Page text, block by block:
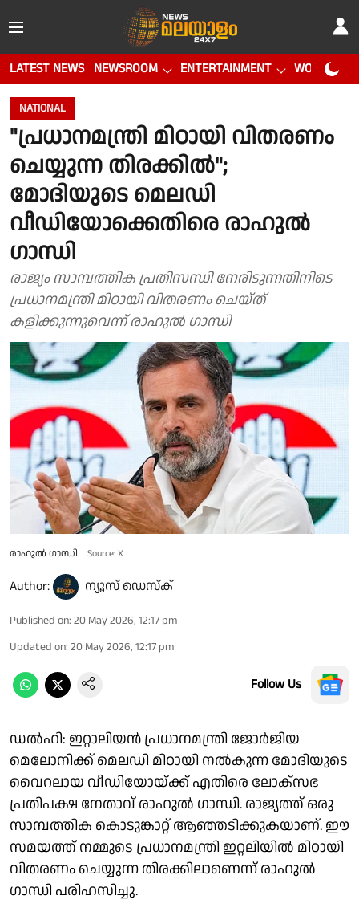
LATEST NEWS NEWSROOM ENTERTAINMENT WORLD CUP
NATIONAL
"പ്രധാനമന്ത്രി മിഠായി വിതരണം
ചെയ്യുന്ന തിരക്കിൽ";
മോദിയുടെ മെലഡി
വീഡിയോക്കെതിരെ രാഹുൽ
ഗാന്ധി
രാജ്യം സാമ്പത്തിക പ്രതിസന്ധി നേരിടുന്നതിനിടെ
പ്രധാനമന്ത്രി മിഠായി വിതരണം ചെയ്ത്
കളിക്കുന്നുവെന്ന് രാഹുൽ ഗാന്ധി
രാഹുൽ ഗാന്ധി Source: X
Author: ന്യൂസ് ഡെസ്ക്
Published on: 20 May 2026, 12:17 pm
Updated on: 20 May 2026, 12:17 pm
Follow Us
ഡൽഹി: ഇറ്റാലിയൻ പ്രധാനമന്ത്രി ജോർജിയ
മെലോനിക്ക് മെലഡി മിഠായി നൽകുന്ന മോദിയുടെ
വൈറലായ വീഡിയോയ്ക്ക് എതിരെ ലോക്സഭ
പ്രതിപക്ഷ നേതാവ് രാഹുൽ ഗാന്ധി. രാജ്യത്ത് ഒരു
സാമ്പത്തിക കൊടുങ്കാറ്റ് ആഞ്ഞടിക്കുകയാണ്. ഈ
സമയത്ത് നമ്മുടെ പ്രധാനമന്ത്രി ഇറ്റലിയിൽ മിഠായി
വിതരണം ചെയ്യുന്ന തിരക്കിലാണെന്ന് രാഹുൽ
ഗാന്ധി പരിഹസിച്ചു.